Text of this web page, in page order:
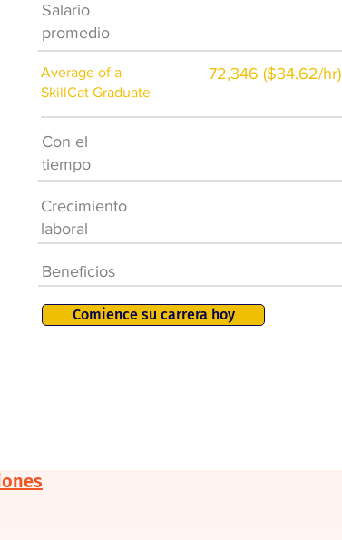
Salario
promedio
Average of a
SkillCat Graduate
72,346 ($34.62/hr)
Con el
tiempo
Crecimiento
laboral
Beneficios
Comience su carrera hoy